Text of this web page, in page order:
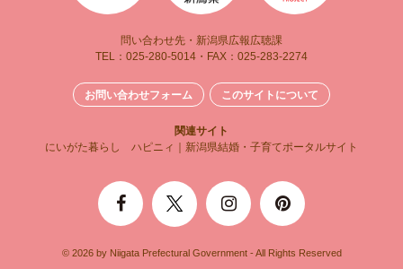
問い合わせ先・新潟県広報広聴課
TEL：025-280-5014・FAX：025-283-2274
お問い合わせフォーム このサイトについて
関連サイト
にいがた暮らし
ハピニィ｜新潟県結婚・子育てポータルサイト
© 2026 by Niigata Prefectural Government - All Rights Reserved